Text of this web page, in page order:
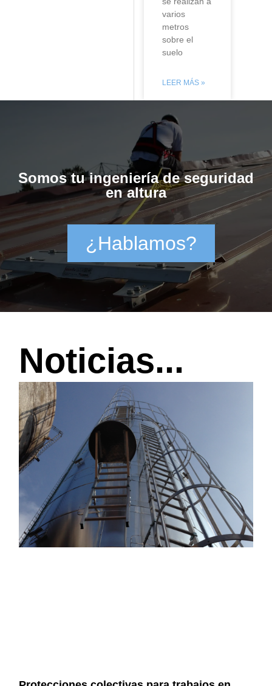
varios
metros
sobre el
suelo
LEER MÁS »
Somos tu ingeniería de seguridad
en altura
¿Hablamos?
Noticias...